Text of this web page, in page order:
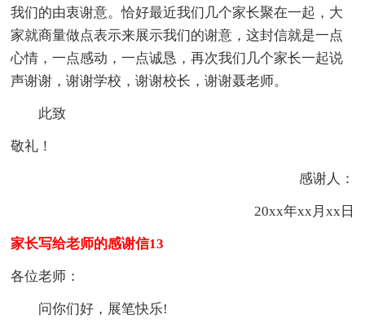
我们的由衷谢意。恰好最近我们几个家长聚在一起，大
家就商量做点表示来展示我们的谢意，这封信就是一点
心情，一点感动，一点诚恳，再次我们几个家长一起说
声谢谢，谢谢学校，谢谢校长，谢谢聂老师。
此致
敬礼！
感谢人：
20xx年xx月xx日
家长写给老师的感谢信13
各位老师：
问你们好，展笔快乐!